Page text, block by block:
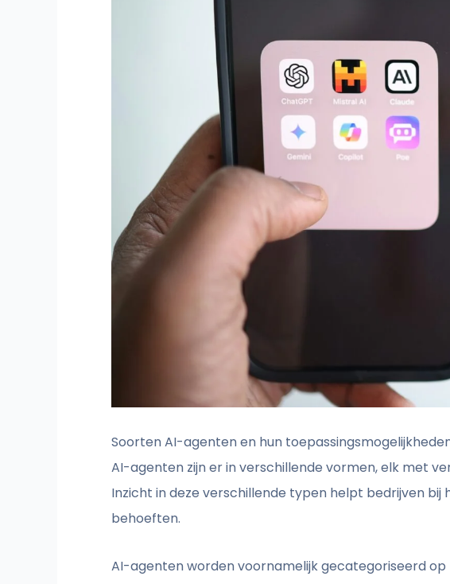
Soorten AI-agenten en hun
AI-agenten zijn er in verschillende vormen, elk met
Inzicht in deze verschillende typen helpt bedrijven
behoeften.
AI-agenten worden voornamelijk gecategoriseerd